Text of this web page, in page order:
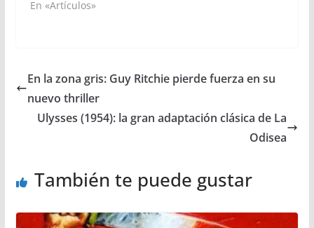
En «Artículos»
En la zona gris: Guy Ritchie pierde fuerza en su
nuevo thriller
Ulysses (1954): la gran adaptación clásica de La
Odisea
También te puede gustar